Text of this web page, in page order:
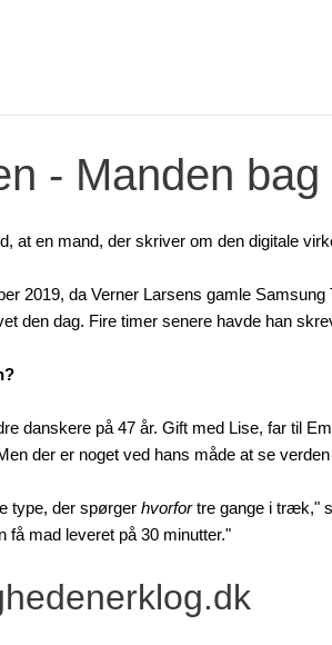
- Manden bag
at en mand, der skriver om den digitale
2019, da Verner Larsens gamle
den dag. Fire timer senere havde han
danskere på 47 år. Gift med Lise, far til
der er noget ved hans måde at se
type, der spørger hvorfortre gange i træk,"
få mad leveret på 30 minutter."